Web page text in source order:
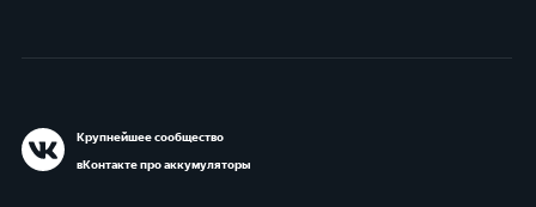
Крупнейшее сообщество
вКонтакте про аккумуляторы